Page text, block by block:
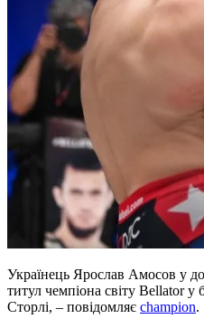
Українець Ярослав Амосов у
титул чемпіона світу Bellator
Сторлі, – повідомляє champion.